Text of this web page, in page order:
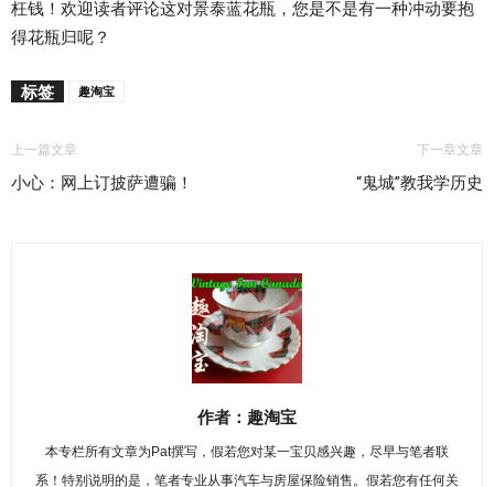
枉钱！欢迎读者评论这对景泰蓝花瓶，您是不是有一种冲动要抱
得花瓶归呢？
标签 趣淘宝
上一篇文章
小心：网上订披萨遭骗！
下一章文章
“鬼城”教我学历史
作者：趣淘宝
本专栏所有文章为Pat撰写，假若您对某一宝贝感兴趣，尽早与笔者联
系！特别说明的是，笔者专业从事汽车与房屋保险销售。假若您有任何关